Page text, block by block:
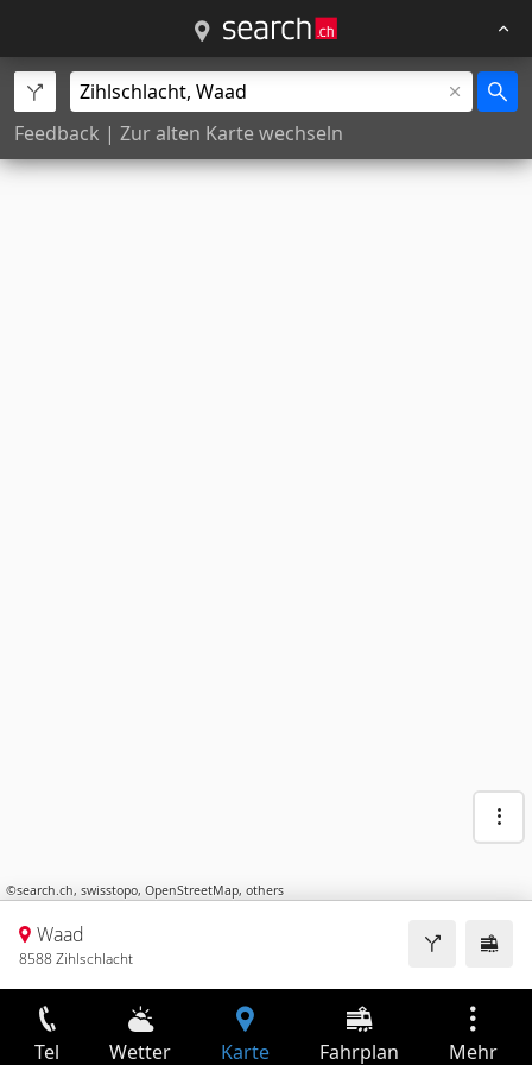
Feedback | Zur alten Karte wechseln
©search.ch, swisstopo, OpenStreetMap, others
Waad
8588 Zihlschlacht
Tel Wetter Karte Fahrplan Mehr